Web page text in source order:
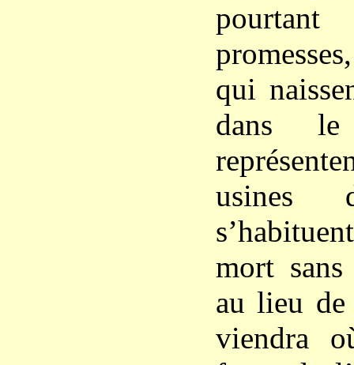
qui
dans
mort
au lieu
viendra